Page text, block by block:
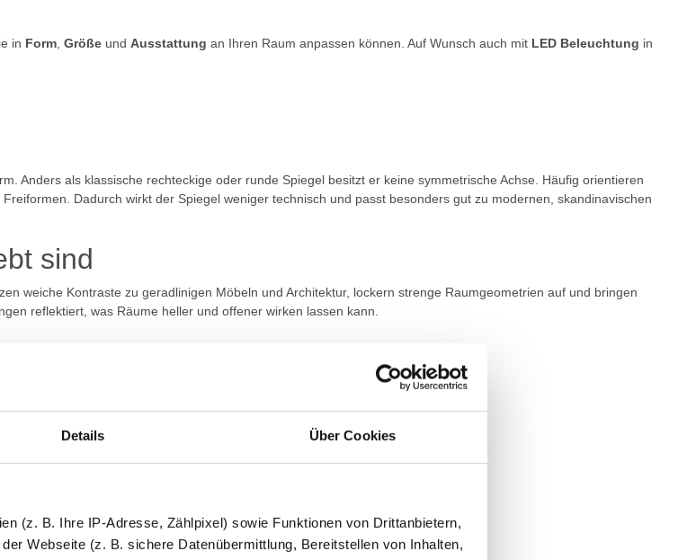
Details Über Cookies
(z. B. Ihre IP-Adresse, Zählpixel) sowie Funktionen von Drittanbietern,
Webseite (z. B. sichere Datenübermittlung, Bereitstellen von Inhalten,
in Form Größe und Ausstattung an Ihren Raum anpassen können. Auf Wunsch auch mit LED Beleuchtung in
Anders als klassische rechteckige oder runde Spiegel besitzt er keine symmetrische Achse. Häufig orientieren
Dadurch wirkt der Spiegel weniger technisch und passt besonders gut zu modernen, skandinavischen
sind
weiche Kontraste zu geradlinigen Möbeln und Architektur, lockern strenge Raumgeometrien auf und bringen
reflektiert, was Räume heller und offener wirken lassen kann.
Spiegel